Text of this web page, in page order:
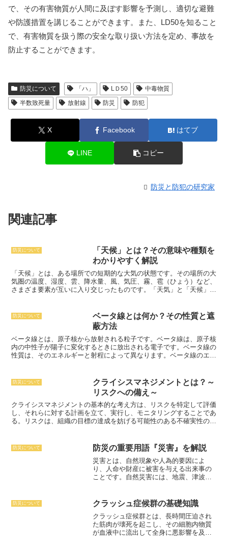
で、その有害物質が人間に及ぼす影響を予測し、適切な避難
や防護措置を講じることができます。また、LD50を知ること
で、有害物質を扱う際の安全な取り扱い方法を定め、事故を
防止することができます。
防災について 「ハ」 LＤ50
中毒物質
半数致死量
放射線 防災 防犯
X Facebook はてブ
LINE コピー
防災と防犯の研究家
関連記事
防災について
「天候」とは？その意味や種類を
わかりやすく解説
「天候」とは、ある場所での短期的な大気の状態です。その場所の大
気圏の温度、湿度、雲、降水量、風、気圧、霧、雹（ひょう）など、
さまざま要素が互いに入り交じったものです。「天気」と「天候」は
場所の大気の状態が長期的に変化したものです。天候は、気候に比べ
て、より短時間で変化する傾向があります。気候は、長期的な平均的
な気象条件であり、天候は、短期的なその場所の気象条件を示しま
す。
防災について
ベータ線とは何か？その性質と遮
蔽方法
ベータ線とは、 原子核から放射される粒子です。ベータ線は、原子核
内の中性子が陽子に変化するときに放出される電子です。ベータ線の
性質は、そのエネルギーと射程によって異なります。ベータ線のエネ
エネルギーによって決まります。エネルギーが高いベータ線は、射程
も長くなります。
防災について
クライシスマネジメントとは？～
リスクへの備え～
クライシスマネジメントの基本的な考え方は、リスクを特定して評価
し、それらに対する計画を立て、実行し、モニタリングすることであ
る。リスクは、組織の目標の達成を妨げる可能性のある不確実性のこ
ジメントの計画は、リスクを特定して評価した後、そのリスクを軽減
するための措置を講じることである。リスクを軽減するための措置に
は、危機が発生する前に予防措置を講じること、危機が発生した場合
に迅速に対応するための計画を立てること、危機が発生した後、それ
を迅速に収束させるための計画を立てることなどが含まれる。クライ
的に対応するための責任を担う。危機管理チームは、危機が発生した
シスマネジメントの計画を実行し、危機管理チームが機能しているこ
とを確認するために、組織はクライシスマネジメントのモニタリング
を行う。クライシスマネジメントのモニタリングは、危機管理チーム
防災について 防災の重要用語『災害』を解説
災害とは、自然現象や人為的要因によ
り、人命や財産に被害を与える出来事の
ことです。自然災害には、地震、津波、
ます。人為的災害には、戦争、テロ、事
故、火災などがあります。災害は、突発
的に発生するものと、徐々に進行するも
のがあります。突発的に発生する災害と
しては、地震、津波、台風、竜巻、雷な
防災について クラッシュ症候群の基礎知識
クラッシュ症候群とは、長時間圧迫され
た筋肉が壊死を起こし、その細胞内物質
が血液中に流出して全身に悪影響を及ぼ